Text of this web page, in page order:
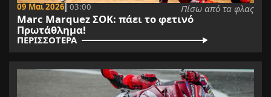
09 Μαΐ 2026 03:00 Πίσω από τα φλας
Marc Marquez ΣΟΚ: πάει το φετινό
Πρωτάθλημα!
ΠΕΡΙΣΣΟΤΕΡΑ